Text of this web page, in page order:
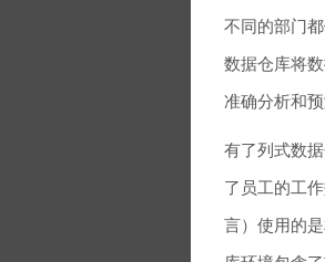
不同的部门
数据仓库将
准确分析和
有了列式数
了员工的工
言）使用的